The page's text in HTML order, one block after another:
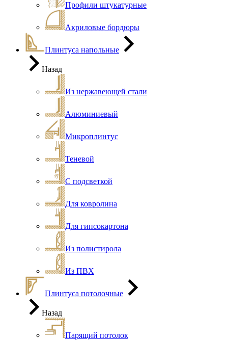
Профили штукатурные
Акриловые бордюры
Плинтуса напольные
Назад
Из нержавеющей стали
Алюминиевый
Микроплинтус
Теневой
С подсветкой
Для ковролина
Для гипсокартона
Из полистирола
Из ПВХ
Плинтуса потолочные
Назад
Парящий потолок